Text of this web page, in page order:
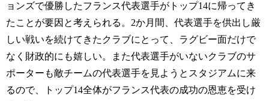
ョンズで優勝したフランス代表選手がトップ14に帰ってき
たことが要因と考えられる。2か月間、代表選手を供出し厳
しい戦いを続けてきたクラブにとって、ラグビー面だけで
なく財政的にも嬉しい。また代表選手がいないクラブのサ
ポーターも敵チームの代表選手を見ようとスタジアムに来
るので、トップ14全体がフランス代表の成功の恩恵を受け